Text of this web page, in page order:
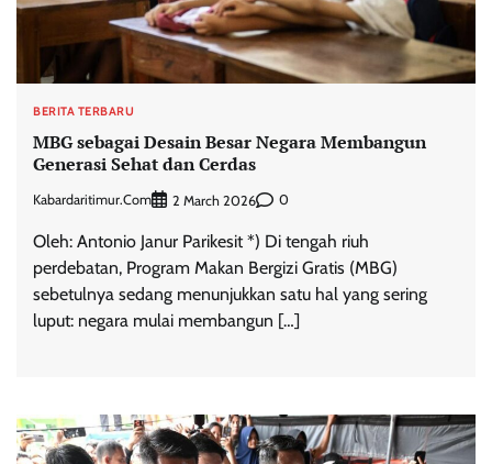
BERITA TERBARU
MBG sebagai Desain Besar Negara Membangun
Generasi Sehat dan Cerdas
Kabardaritimur.com 2 March 2026 0
Oleh: Antonio Janur Parikesit *) Di tengah riuh
perdebatan, Program Makan Bergizi Gratis (MBG)
sebetulnya sedang menunjukkan satu hal yang sering
luput: negara mulai membangun […]